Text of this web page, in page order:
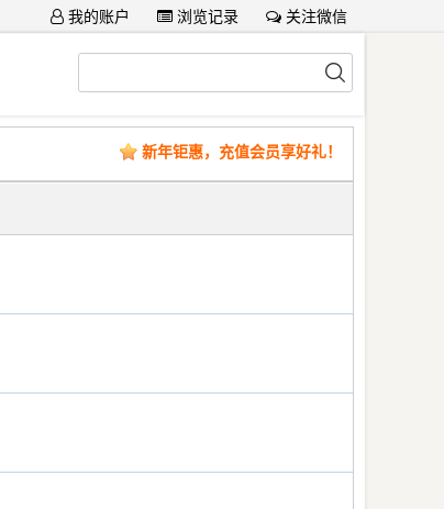
我的账户 浏览记录 关注微信
新年钜惠，充值会员享好礼！